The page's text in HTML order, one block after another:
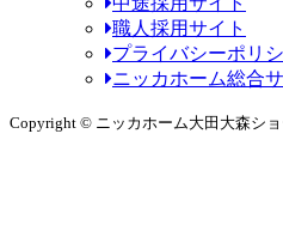
職人採用サイト
プライバシーポリ
ニッカホーム総合
Copyright © ニッカホーム大田大森シ